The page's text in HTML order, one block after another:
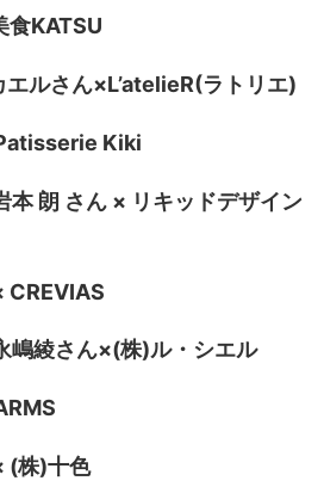
食KATSU
ルさん×L’atelieR(ラトリエ)
Kiki
本 朗 さん × リキッドデザイン
CREVIAS
嶋綾さん×(株)ル・シエル
(株)十色